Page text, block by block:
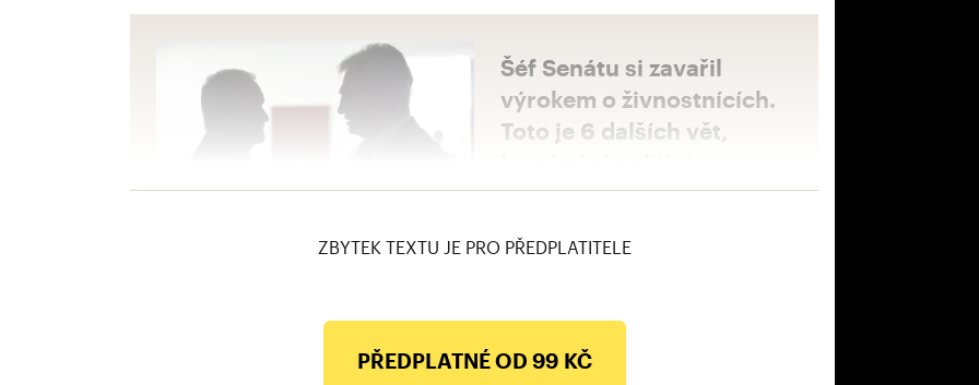
Šéf Senátu si zavařil
výrokem o živnostnících.
Toto je 6 dalších vět,
podrazili nohy
ZBYTEK TEXTU JE PRO PŘEDPLATITELE
PŘEDPLATNÉ OD 99 KČ